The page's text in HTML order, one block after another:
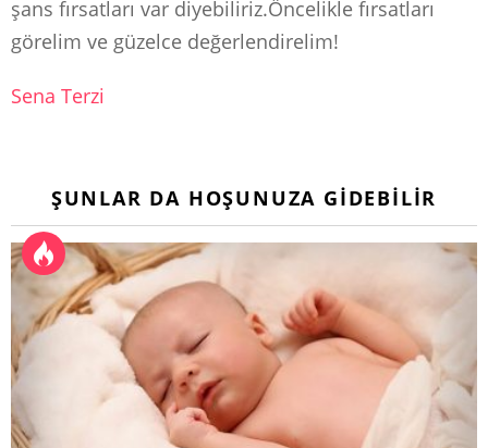
şans fırsatları var diyebiliriz.Öncelikle fırsatları
görelim ve güzelce değerlendirelim!
Sena Terzi
ŞUNLAR DA HOŞUNUZA GIDEBILIR